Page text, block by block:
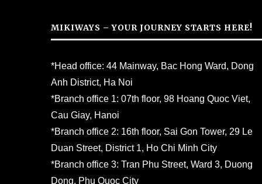
MIKIWAYS – YOUR JOURNEY STARTS HERE!
*Head office: 44 Mainway, Bac Hong Ward, Dong
Anh District, Ha Noi
*Branch office 1: 07th floor, 98 Hoang Quoc Viet,
Cau Giay, Hanoi
*Branch office 2: 16th floor, Sai Gon Tower, 29 Le
Duan Street, District 1, Ho Chi Minh City
*Branch office 3: Tran Phu Street, Ward 3, Duong
Dong, Phu Quoc City